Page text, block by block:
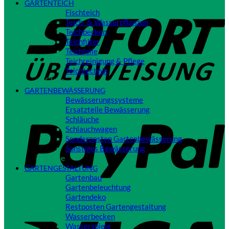
GARTENTEICH
Fischteich
Teich- & Wasserpflanzen
Teichbecken
Teichfilter
Teichfolie
Teichreinigung & Pflege
Teichtechnik
Close
GARTENBEWÄSSERUNG
Bewässerungssysteme
Ersatzteile Bewässerung
Schläuche
Schlauchwagen
Sonderposten Gartenbewässerung
Sonstiges Bewässerung
Close
GARTENGESTALTUNG
Gartenbau
Gartenbeleuchtung
Gartendeko
Restposten Gartengestaltung
Wasserbecken
Wasserspiele